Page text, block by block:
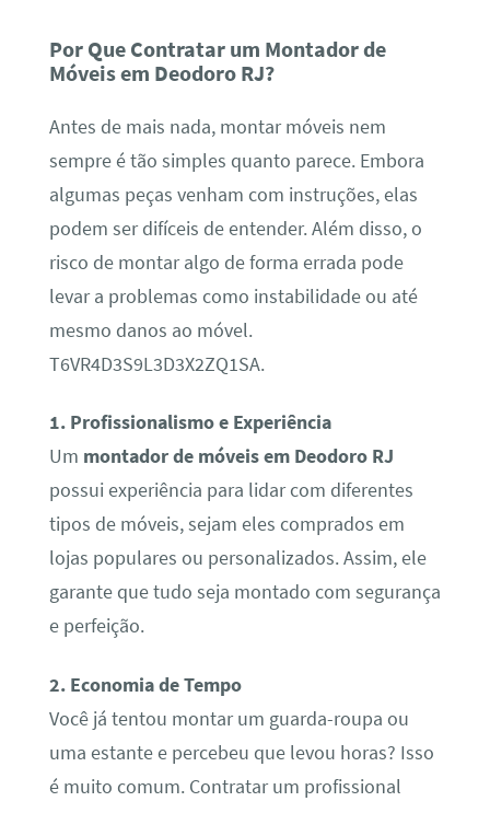
Por Que Contratar um Montador de
Móveis em Deodoro RJ?
Antes de mais nada, montar móveis nem
sempre é tão simples quanto parece. Embora
algumas peças venham com instruções, elas
podem ser difíceis de entender. Além disso, o
risco de montar algo de forma errada pode
levar a problemas como instabilidade ou até
mesmo danos ao móvel.
T6VR4D3S9L3D3X2ZQ1SA.
1. Profissionalismo e Experiência
Um montador de móveis em Deodoro RJ
possui experiência para lidar com diferentes
tipos de móveis, sejam eles comprados em
lojas populares ou personalizados. Assim, ele
garante que tudo seja montado com segurança
e perfeição.
2. Economia de Tempo
Você já tentou montar um guarda-roupa ou
uma estante e percebeu que levou horas? Isso
é muito comum. Contratar um profissional